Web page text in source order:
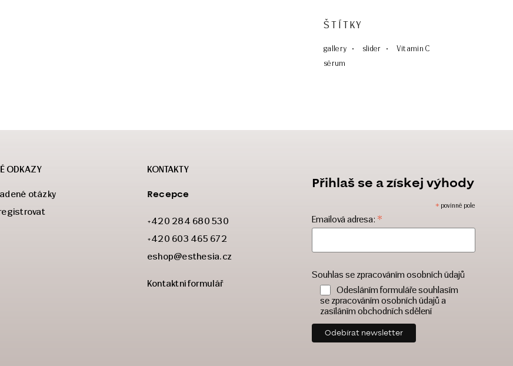
ŠTÍTKY
gallery slider
Vitamin C
sérum
ODKAZY
otázky
KONTAKTY
Recepce
+420 284 680 530
+420 603 465 672
eshop@esthesia.cz
Kontaktní formulář
Přihlaš se a získej výhody
* povinné pole
Emailová adresa: *
Souhlas se zpracováním osobních údajů
Odesláním formuláře souhlasím
se zpracováním osobních údajů a
zasíláním obchodních sdělení